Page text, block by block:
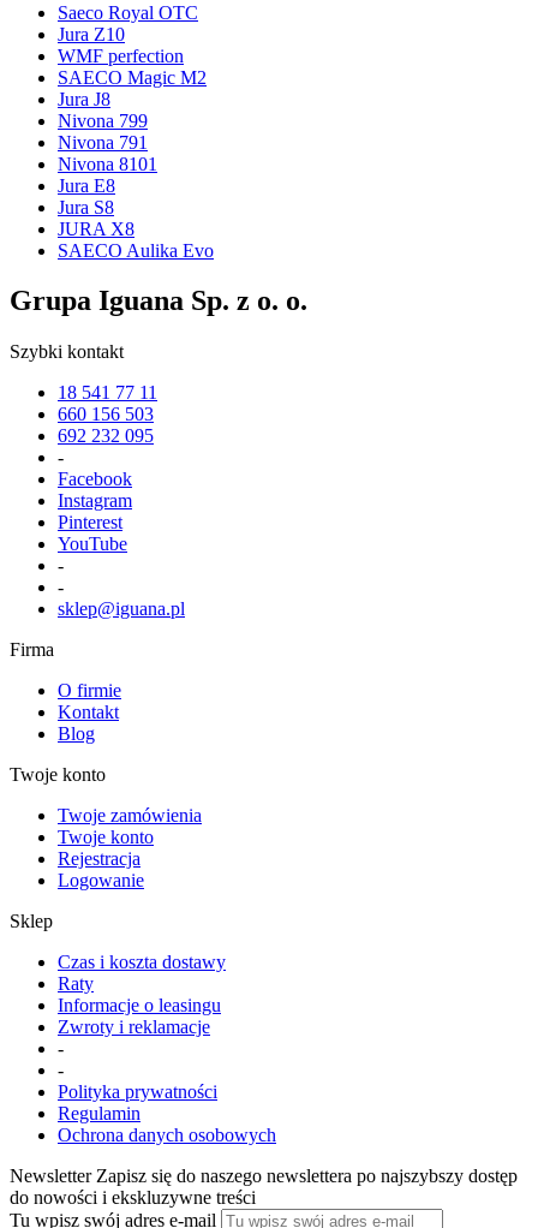
Saeco Royal OTC
Jura Z10
WMF perfection
SAECO Magic M2
Jura J8
Nivona 799
Nivona 791
Nivona 8101
Jura E8
Jura S8
JURA X8
SAECO Aulika Evo
Grupa Iguana Sp. z o. o.
Szybki kontakt
18 541 77 11
660 156 503
692 232 095
-
Facebook
Instagram
Pinterest
YouTube
-
-
sklep@iguana.pl
Firma
O firmie
Kontakt
Blog
Twoje konto
Twoje zamówienia
Twoje konto
Rejestracja
Logowanie
Sklep
Czas i koszta dostawy
Raty
Informacje o leasingu
Zwroty i reklamacje
-
-
Polityka prywatności
Regulamin
Ochrona danych osobowych
Newsletter Zapisz się do naszego newslettera po najszybszy dostęp
do nowości i ekskluzywne treści
Tu wpisz swój adres e-mail